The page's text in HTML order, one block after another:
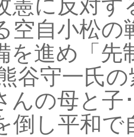
憲に反対
空自小松
を進め「
谷守一氏
んの母と子
倒し平和